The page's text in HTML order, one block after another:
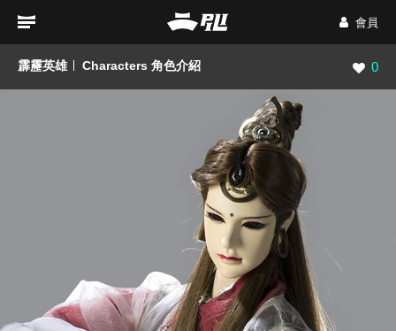
會員
霹靂英雄 Characters 角色介紹 瀏覽
0